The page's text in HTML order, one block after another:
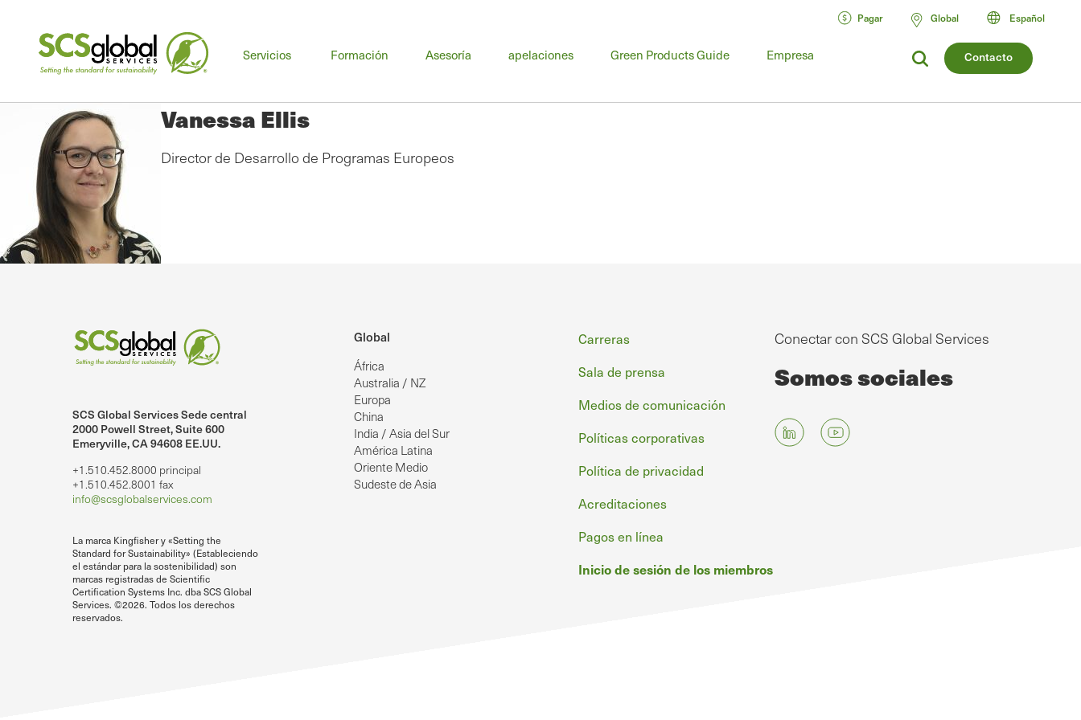
Contacto
Servicios
Menú
Formación Asesoría apelaciones Green Products Guide Empresa
Pagar Global Español
Vanessa Ellis
Director de Desarrollo de Programas Europeos
SCS Global Services Sede central
2000 Powell Street, Suite 600
Emeryville, CA 94608 EE.UU.
+1.510.452.8000 principal
+1.510.452.8001 fax
info@scsglobalservices.com
La marca Kingfisher y «Setting the
Standard for Sustainability» (Estableciendo
el estándar para la sostenibilidad) son
marcas registradas de Scientific
Certification Systems Inc. dba SCS Global
Services. ©2026. Todos los derechos
reservados.
Global
África
Australia / NZ
Europa
China
India / Asia del Sur
América Latina
Oriente Medio
Sudeste de Asia
Pie
de
página
Carreras
Sala de prensa
Medios de comunicación
Políticas corporativas
Política de privacidad
Acreditaciones
Pagos en línea
Inicio de sesión de los miembros
Conectar con SCS Global Services
Somos sociales
en LinkedIn.
SCS Global Services en YouTube